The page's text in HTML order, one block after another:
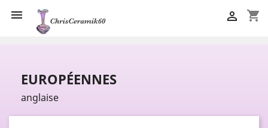
 shopping_cart

EUROPÉENNES
anglaise